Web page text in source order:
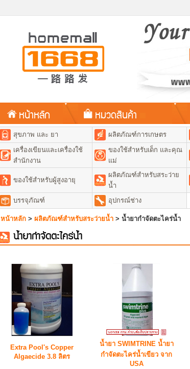
หน้าหลัก หมวดสินค้า
สุขภาพ และ ยา ผลิตภัณฑ์การเกษตร
เครื่องเขียนและเครื่องใช้
สำนักงาน
ของใช้สำหรับเด็ก และคุณ
แม่
ของใช้สำหรับผู้สูงอายุ
ผลิตภัณฑ์สำหรับสระว่าย
น้ำ
บรรจุภัณฑ์
อุปกรณ์ช่าง
หน้าหลัก > ผลิตภัณฑ์สำหรับสระว่ายน้ำ > น้ำยากำจัดตะไคร่น้ำ
น้ำยากำจัดตะไคร่น้ำ
Extra Pool's Copper
Algaecide 3.8 ลิตร
น้ำยา SWIMTRINE น้ำยา
กำจัดตะไคร่น้ำเขียว จาก
USA